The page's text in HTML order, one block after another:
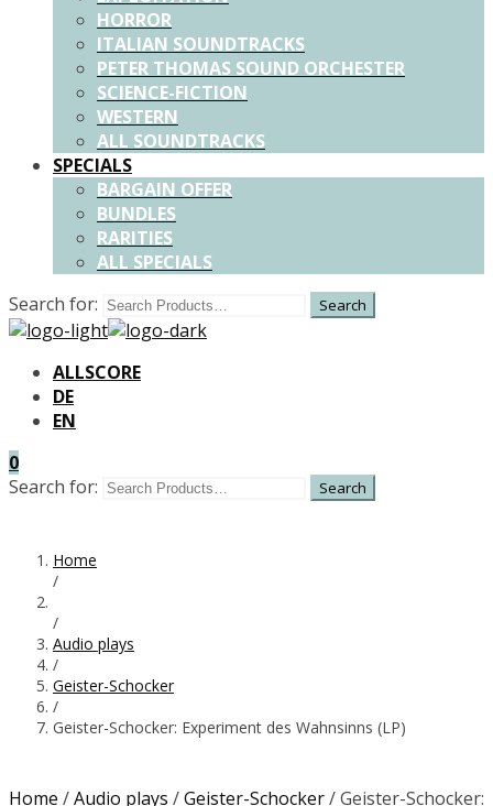
HORROR
ITALIAN SOUNDTRACKS
PETER THOMAS SOUND ORCHESTER
SCIENCE-FICTION
WESTERN
ALL SOUNDTRACKS
SPECIALS
BARGAIN OFFER
BUNDLES
RARITIES
ALL SPECIALS
Search for:
ALLSCORE
DE
EN
0
Search for:
Home
/
/
Audio plays
/
Geister-Schocker
/
Geister-Schocker: Experiment des Wahnsinns (LP)
Home /Audio plays /Geister-Schocker/ Geister-Schocker: